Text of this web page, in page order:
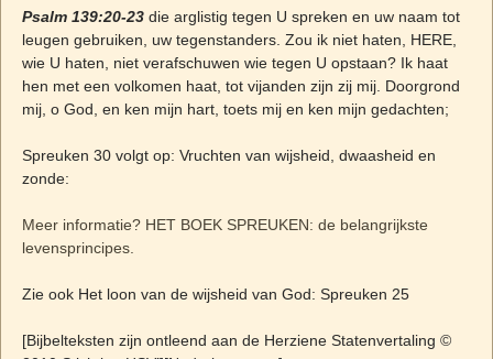
Psalm 139:20-23die arglistig tegen U spreken en uw naam tot
leugen gebruiken, uw tegenstanders. Zou ik niet haten, HERE,
wie U haten, niet verafschuwen wie tegen U opstaan? Ik haat
hen met een volkomen haat, tot vijanden zijn zij mij. Doorgrond
mij, o God, en ken mijn hart, toets mij en ken mijn gedachten;
Spreuken 30 volgt op: Vruchten van wijsheid, dwaasheid en
zonde:
Meer informatie? HET BOEK SPREUKEN: de belangrijkste
levensprincipes.
Zie ook Het loon van de wijsheid van God: Spreuken 25
[Bijbelteksten zijn ontleend aan de Herziene Statenvertaling ©